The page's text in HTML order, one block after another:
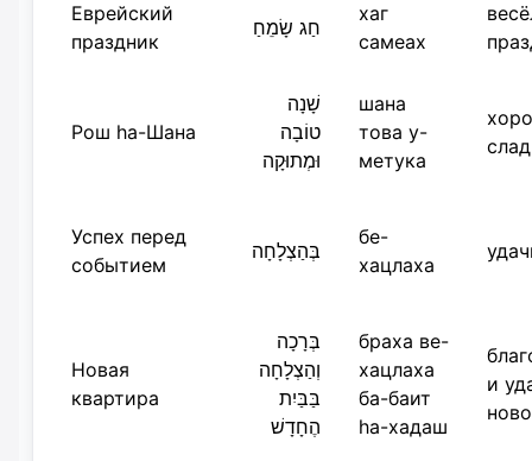
Еврейский
праздник
חַג שָׂמֵחַ
хаг
самеах
Рош hа-Шана
שָׁנָה
טוֹבָה
וּמְתוּקָה
шана
това у-
метука
Успех перед
событием
בְּהַצְלָחָה
бе-
хацлаха
Новая
квартира
בְּרָכָה
וְהַצְלָחָה
בַּבַּיִת
הֶחָדָשׁ
браха ве-
хацлаха
ба-баит
hа-хадаш
и